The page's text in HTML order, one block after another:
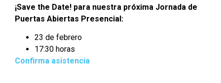
¡Save the Date! para nuestra próxima Jornada de
Puertas Abiertas Presencial:
23 de febrero
17:30 horas
Confirma asistencia